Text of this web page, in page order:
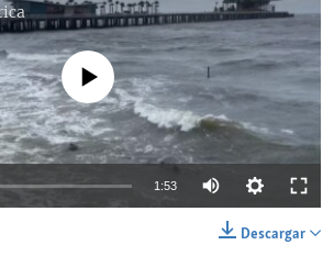
source currently available
1:53
Descargar